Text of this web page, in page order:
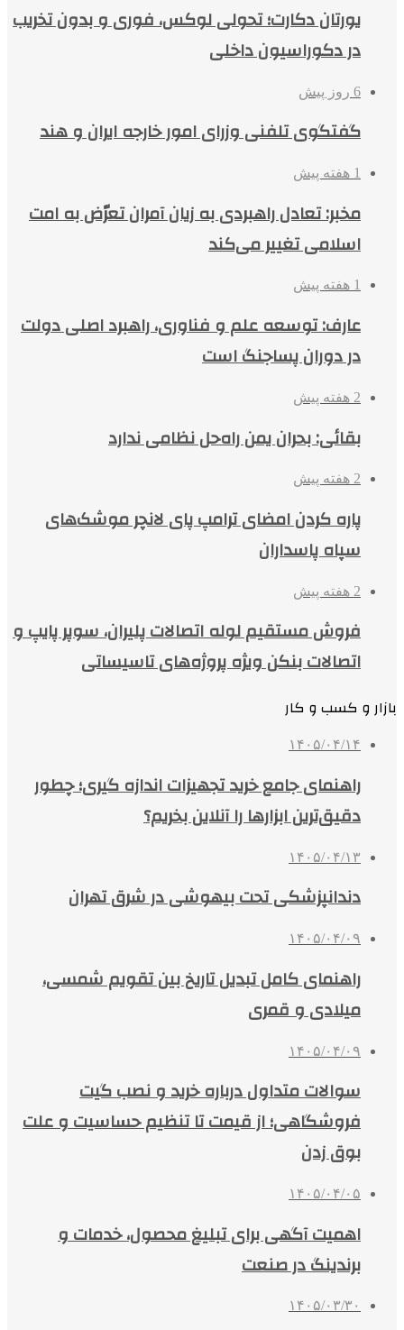
یورتان دکارت؛ تحولی لوکس، فوری و بدون تخریب
در دکوراسیون داخلی
6 روز پیش
گفتگوی تلفنی وزرای امور خارجه ایران و هند
1 هفته پیش
مخبر: تعادل راهبردی به زیان آمران تعرّض به امت
اسلامی تغییر می‌کند
1 هفته پیش
عارف: توسعه علم و فناوری، راهبرد اصلی دولت
در دوران پساجنگ است
2 هفته پیش
بقائی: بحران یمن راه‌حل نظامی ندارد
2 هفته پیش
پاره کردن امضای ترامپ پای لانچر موشک‌های
سپاه پاسداران
2 هفته پیش
فروش مستقیم لوله اتصالات پلیران، سوپر پایپ و
اتصالات بنکن ویژه پروژه‌های تاسیساتی
بازار و کسب و کار
۱۴۰۵/۰۴/۱۴
راهنمای جامع خرید تجهیزات اندازه گیری؛ چطور
دقیق‌ترین ابزارها را آنلاین بخریم؟
۱۴۰۵/۰۴/۱۳
دندانپزشکی تحت بیهوشی در شرق تهران
۱۴۰۵/۰۴/۰۹
راهنمای کامل تبدیل تاریخ بین تقویم شمسی،
میلادی و قمری
۱۴۰۵/۰۴/۰۹
سوالات متداول درباره خرید و نصب گیت
فروشگاهی؛ از قیمت تا تنظیم حساسیت و علت
بوق زدن
۱۴۰۵/۰۴/۰۵
اهمیت آگهی برای تبلیغ محصول، خدمات و
برندینگ در صنعت
۱۴۰۵/۰۳/۳۰